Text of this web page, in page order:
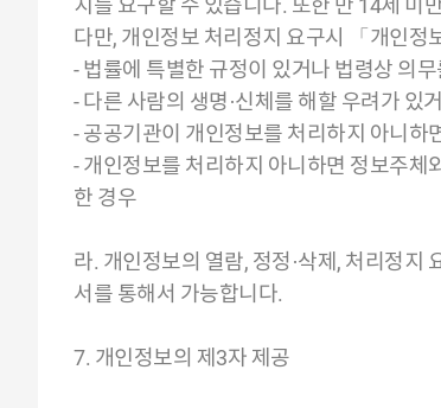
지를 요구할 수 있습니다. 또한 만 14세 미
다만, 개인정보 처리정지 요구시 「개인
- 법률에 특별한 규정이 있거나 법령상 의
- 다른 사람의 생명·신체를 해할 우려가 있
- 공공기관이 개인정보를 처리하지 아니하
- 개인정보를 처리하지 아니하면 정보주체
한 경우
라. 개인정보의 열람, 정정·삭제, 처리정지
서를 통해서 가능합니다.
7. 개인정보의 제3자 제공